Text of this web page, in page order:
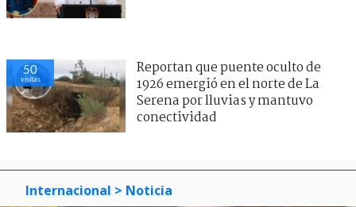
50
visitas
Reportan que puente oculto de
1926 emergió en el norte de La
Serena por lluvias y mantuvo
conectividad
Internacional > Noticia